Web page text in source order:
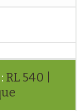
RL 540 |